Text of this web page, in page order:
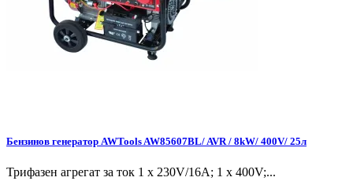
Бензинов генератор AWTools AW85607BL/ AVR / 8kW/ 400V/ 25л
Трифазен агрегат за ток 1 x 230V/16A; 1 x 400V;...